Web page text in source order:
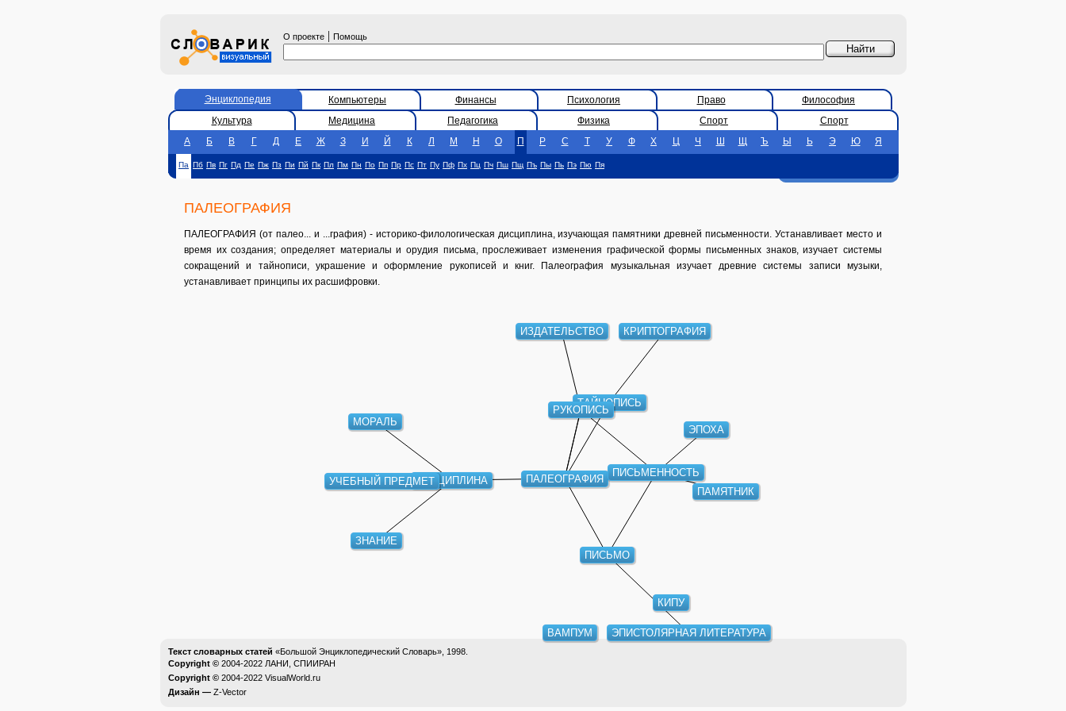
О проекте | Помощь
Энциклопедия Компьютеры Финансы Психология Право
Философия
Культура
Медицина Педагогика Физика Спорт
Спорт
А
Б В Г Д Е Ж З И Й К Л М Н О П Р С Т У Ф Х Ц Ч Ш Щ Ъ Ы Ь Э Ю Я
Па Пб Пв Пг Пд Пе Пж Пз Пи Пй Пк Пл Пм Пн По Пп Пр Пс Пт Пу Пф Пх Пц Пч Пш Пщ Пъ Пы Пь Пэ Пю Пя
ПАЛЕОГРАФИЯ
ПАЛЕОГРАФИЯ (от палео... и ...графия) - историко-филологическая дисциплина, изучающая памятники древней письменности. Устанавливает место и
время их создания; определяет материалы и орудия письма, прослеживает изменения графической формы письменных знаков, изучает системы
сокращений и тайнописи, украшение и оформление рукописей и книг. Палеография музыкальная изучает древние системы записи музыки,
устанавливает принципы их расшифровки.
ПАЛЕОГРАФИЯ
ТАЙНОПИСЬ
РУКОПИСЬ
ДИСЦИПЛИНА
ПИСЬМЕННОСТЬ
ПИСЬМО
КРИПТОГРАФИЯ
ИЗДАТЕЛЬСТВО
УЧЕБНЫЙ ПРЕДМЕТ
МОРАЛЬ
ЗНАНИЕ
ЭПОХА
ПАМЯТНИК
ЭПИСТОЛЯРНАЯ ЛИТЕРАТУРА
КИПУ
ВАМПУМ
Текст словарных статей «Большой Энциклопедический Словарь», 1998.
Copyright © 2004-2022 ЛАНИ, СПИИРАН
Copyright © 2004-2022 VisualWorld.ru
Дизайн — Z-Vector